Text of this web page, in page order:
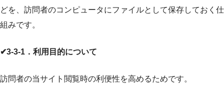
どを、訪問者のコンピュータにファイルとして保存しておく仕
組みです。
✔3-3-1．利用目的について
訪問者の当サイト閲覧時の利便性を高めるためです。